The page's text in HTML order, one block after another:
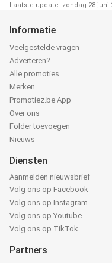
Laatste update: zondag 28 juni
Informatie
Veelgestelde vragen
Adverteren?
Alle promoties
Merken
Promotiez.be App
Over ons
Folder toevoegen
Nieuws
Diensten
Aanmelden nieuwsbrief
Volg ons op Facebook
Volg ons op Instagram
Volg ons op Youtube
Volg ons op TikTok
Partners